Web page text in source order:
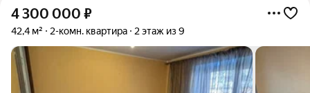
4 300 000 ₽
42,4 м² 2-комн. квартира 2 этаж из 9